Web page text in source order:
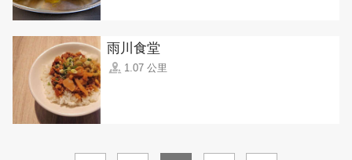
雨川食堂
1.07 公里